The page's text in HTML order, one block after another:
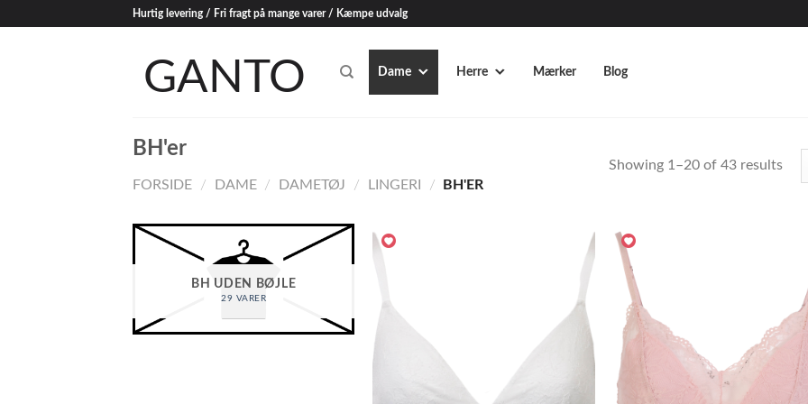
Hurtig levering / Fri fragt på mange varer / Kæmpe udvalg
Dame Herre Mærker Blog
BH'er
FORSIDE / DAME / DAMETØJ / LINGERI / BH'ER
Showing 1–20 of 43 results
BH UDEN BØJLE
29 VARER